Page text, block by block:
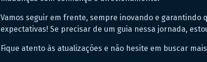
Vamos seguir em frente, sempre inovando e garantindo
expectativas! Se precisar de um guia nessa jornada,
Fique atento às atualizações e não hesite em buscar